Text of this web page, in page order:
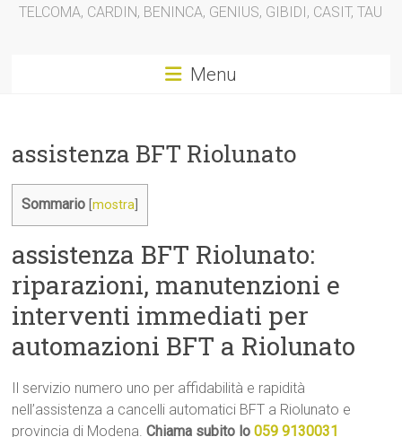
TELCOMA, CARDIN, BENINCA, GENIUS, GIBIDI, CASIT, TAU
Menu
assistenza BFT Riolunato
Sommario [mostra
assistenza BFT Riolunato:
riparazioni, manutenzioni e
interventi immediati per
automazioni BFT a Riolunato
Il servizio numero uno per affidabilità e rapidità
nell’assistenza a cancelli automatici BFT a Riolunato e
provincia di Modena.Chiama subito lo059 9130031